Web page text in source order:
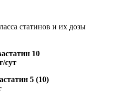
статинов и их дозы
10
сут
5 (10)